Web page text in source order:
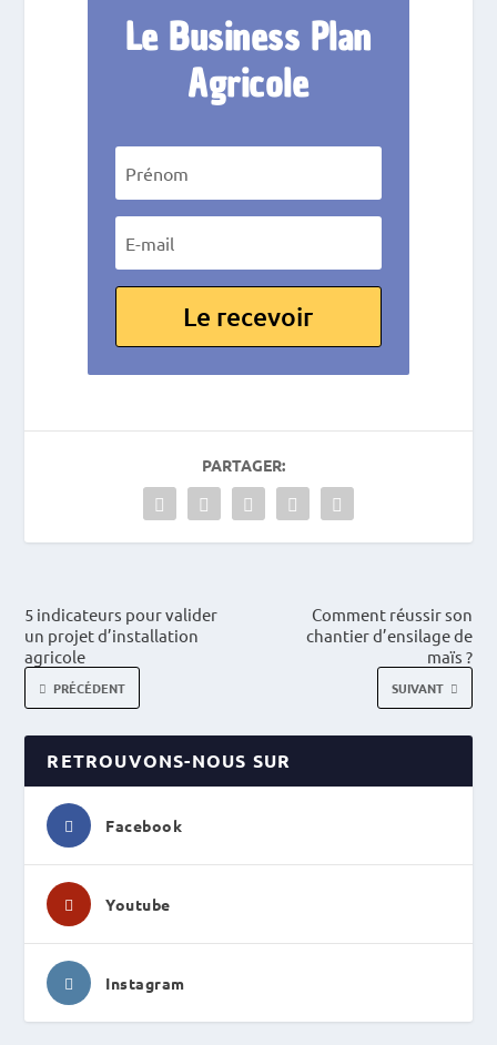
Le Business Plan
Agricole
Le recevoir
PARTAGER:
5 indicateurs pour valider
un projet d’installation
agricole
PRÉCÉDENT
Comment réussir son
chantier d’ensilage de
maïs ?
SUIVANT
RETROUVONS-NOUS SUR
Facebook
Youtube
Instagram